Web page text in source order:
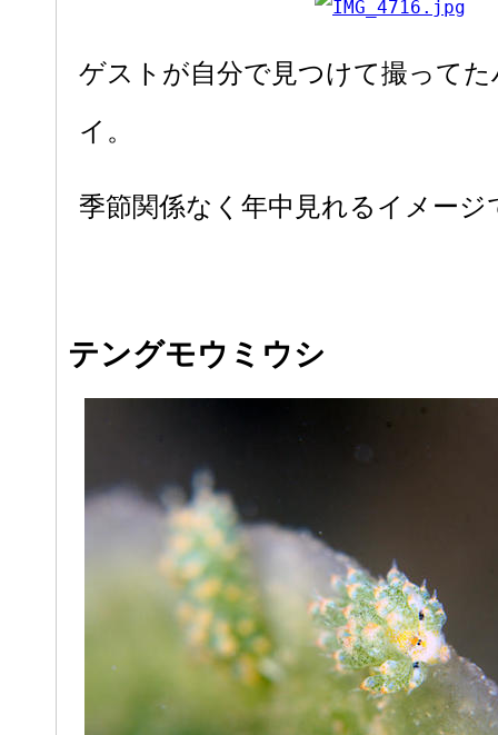
ゲストが自分で見つけて撮って
イ。
季節関係なく年中見れるイメージ
テングモウミウシ